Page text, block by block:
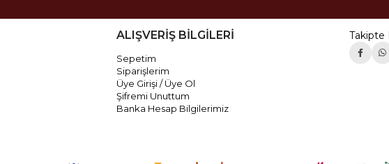
ALIŞVERİŞ BİLGİLERİ
Sepetim
Siparişlerim
Üye Girişi / Üye Ol
Şifremi Unuttum
Banka Hesap Bilgilerimiz
Takipte